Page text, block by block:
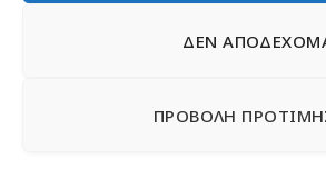
ΔΕΝ
ΠΡΟΒΟΛΗ
© 2026 Νίκη
Έντυπα
Εγγραφή μέλους